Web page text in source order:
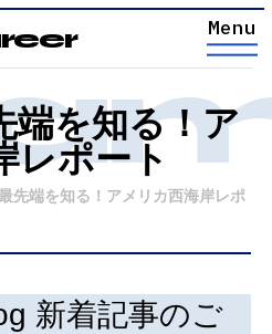
端を知る！ア
レポート
先端を知る！アメリカ西海岸レポ
新着記事のご